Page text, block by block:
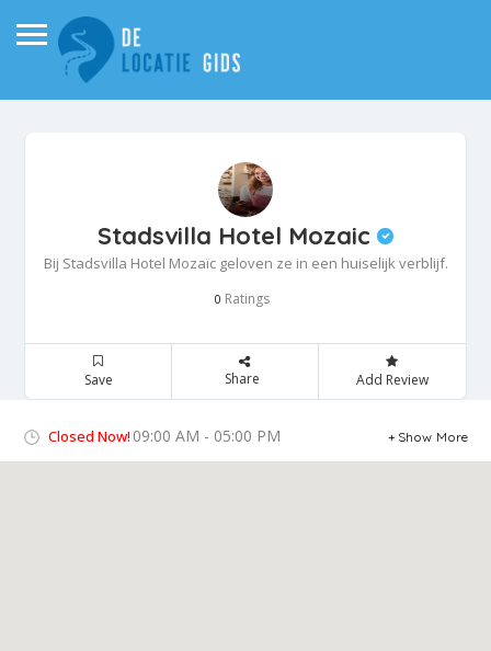
Stadsvilla Hotel Mozaic
Bij Stadsvilla Hotel Mozaïc geloven ze in een huiselijk verblijf.
0 Ratings
Save Share Add Review
Closed Now! 09:00 AM - 05:00 PM Show More